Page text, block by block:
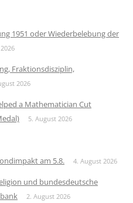
1951 oder Wiederbelebung der
Fraktionsdisziplin,
2026
a Mathematician Cut
5. August 2026
am 5.8. 4. August 2026
und bundesdeutsche
2. August 2026